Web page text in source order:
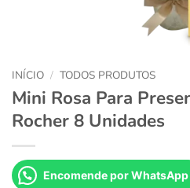
INÍCIO / TODOS PRODUTOS
Mini Rosa Para
Rocher 8 Unidades
Encomende por WhatsApp